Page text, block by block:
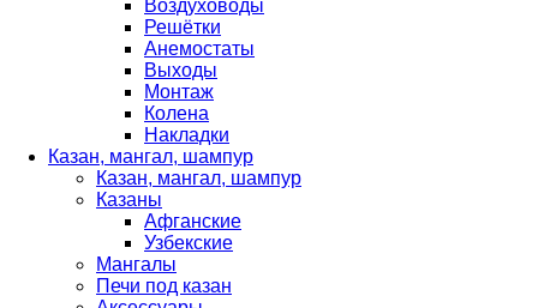
Воздуховоды
Решётки
Анемостаты
Выходы
Монтаж
Колена
Накладки
Казан, мангал, шампур
Казан, мангал, шампур
Казаны
Афганские
Узбекские
Мангалы
Печи под казан